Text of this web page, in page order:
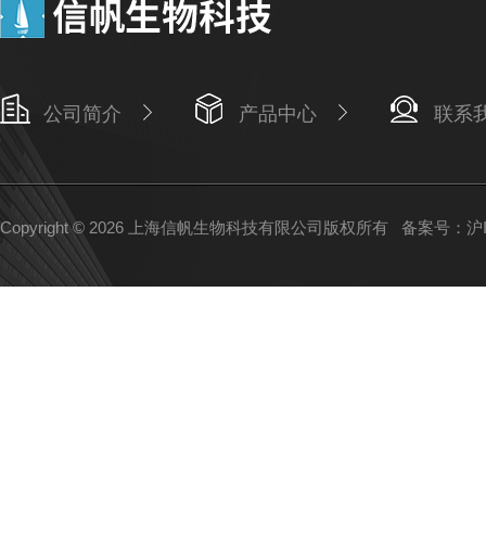
公司简介 产品中心 联系
Copyright © 2026 上海信帆生物科技有限公司版权所有 备案号：